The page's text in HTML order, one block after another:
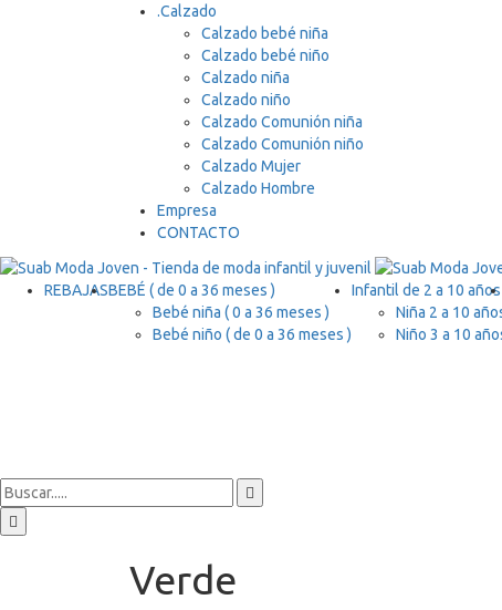
.Calzado
Calzado bebé niña
Calzado bebé niño
Calzado niña
Calzado niño
Calzado Comunión niña
Calzado Comunión niño
Calzado Mujer
Calzado Hombre
Empresa
CONTACTO
REBAJASBEBÉ ( de 0 a 36 meses )
Bebé niña ( 0 a 36 meses )
Bebé niño ( de 0 a 36 meses )
Infantil de 2 a 10 años
Niña 2 a 10
Niño 3 a 10
Verde